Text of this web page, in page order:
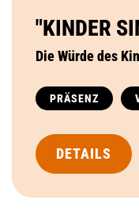
"KINDER
Die Würde des
PRÄSENZ
DETAILS